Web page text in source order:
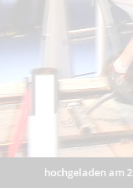
hochgeladen am